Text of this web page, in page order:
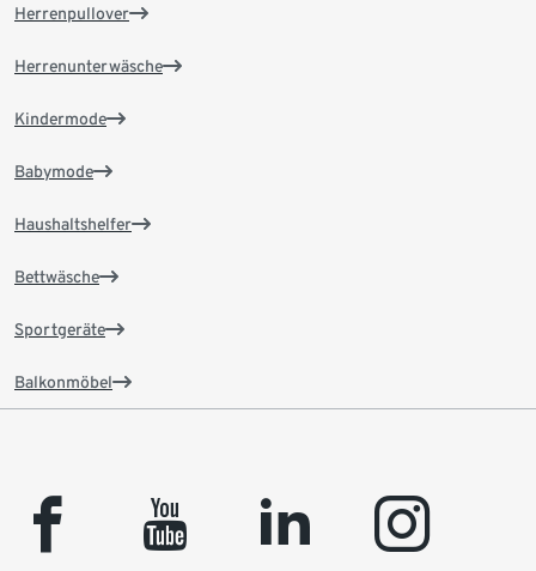
Herrenpullover
Herrenunterwäsche
Kindermode
Babymode
Haushaltshelfer
Bettwäsche
Sportgeräte
Balkonmöbel
facebook youtube linkedin instagram